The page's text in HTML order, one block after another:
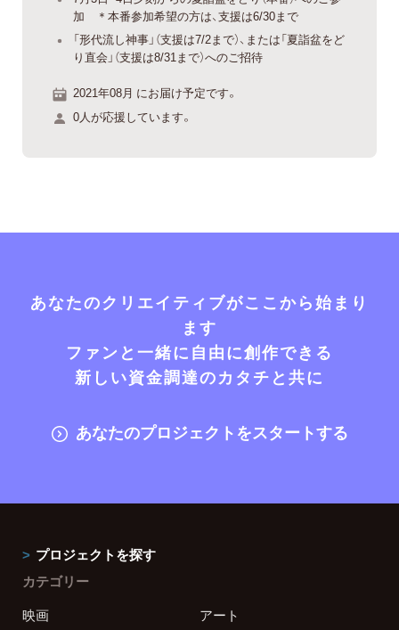
加 ＊本番参加希望の方は、支援は6/30まで
「形代流し神事」（支援は7/2まで）、または「夏詣盆をど
り直会」（支援は8/31まで）へのご招待
2021年08月 にお届け予定です。
0人が応援しています。
あなたのクリエイティブがここから始まり
ます
ファンと一緒に自由に創作できる
新しい資金調達のカタチと共に
あなたのプロジェクトをスタートする
プロジェクトを探す
カテゴリー
映画
アート